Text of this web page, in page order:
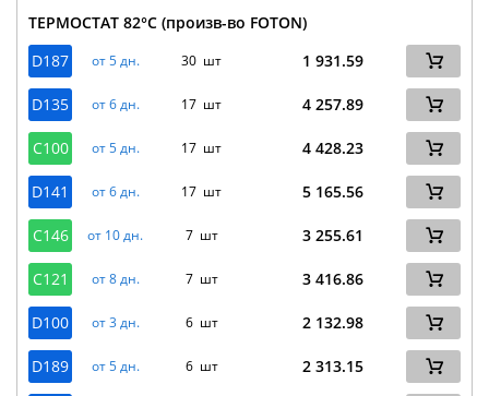
ТЕРМОСТАТ 82°C (произв-во FOTON)
D187
от 5 дн. 30 шт 1 931.59
D135 от 6 дн. 17 шт 4 257.89
C100 от 5 дн. 17 шт 4 428.23
D141 от 6 дн. 17 шт 5 165.56
C146 от 10 дн. 7 шт 3 255.61
C121 от 8 дн. 7 шт 3 416.86
D100 от 3 дн. 6 шт 2 132.98
D189 от 5 дн. 6 шт 2 313.15